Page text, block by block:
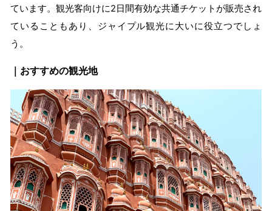
ています。観光客向けに2日間有効な共通チケットが販売され
ていることもあり、ジャイプル観光に大いに役立つでしょ
う。
｜おすすめの観光地